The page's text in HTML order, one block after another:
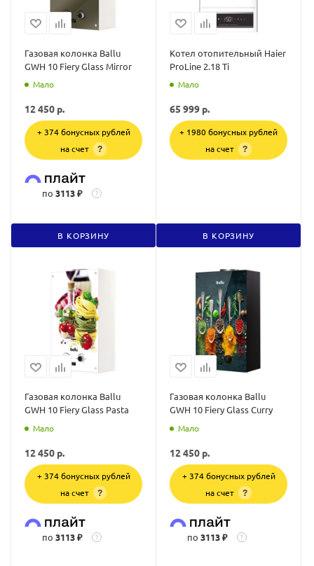
Газовая колонка Ballu
GWH 10 Fiery Glass Mirror
Мало
12 450 р.
+ 374 бонусных рублей
на счет
?
по 3113 ₽ ?
В КОРЗИНУ
Котел отопительный Haier
ProLine 2.18 Ti
Мало
65 999 р.
+ 1980 бонусных рублей
на счет
?
В КОРЗИНУ
Газовая колонка Ballu
GWH 10 Fiery Glass Pasta
Мало
12 450 р.
+ 374 бонусных рублей
на счет
?
по 3113 ₽ ?
Газовая колонка Ballu
GWH 10 Fiery Glass Curry
Мало
12 450 р.
+ 374 бонусных рублей
на счет
?
по 3113 ₽ ?